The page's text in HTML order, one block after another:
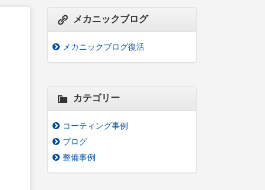
メカニックブログ
メカニックブログ復活
カテゴリー
コーティング事例
ブログ
整備事例